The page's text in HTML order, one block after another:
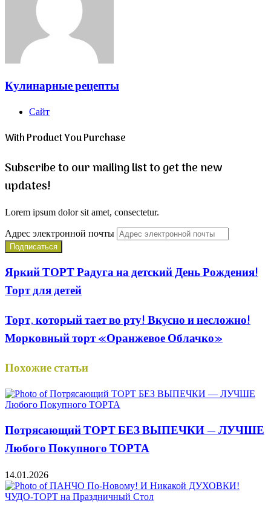
Кулинарные рецепты
Сайт
With Product You Purchase
Subscribe to our mailing list to get the new
updates!
Lorem ipsum dolor sit amet, consectetur.
Адрес электронной почты
Яркий ТОРТ Радуга на детский День Рождения!
Торт для детей
Торт, который тает во рту! Вкусно и несложно!
Морковный торт «Оранжевое Облачко»
Похожие статьи
Потрясающий ТОРТ БЕЗ ВЫПЕЧКИ — ЛУЧШЕ
Любого Покупного ТОРТА
14.01.2026